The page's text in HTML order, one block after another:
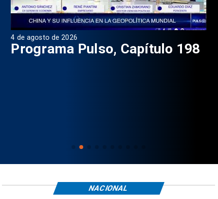
4 de agosto de 2026
Programa Pulso, Capítulo 198
NACIONAL